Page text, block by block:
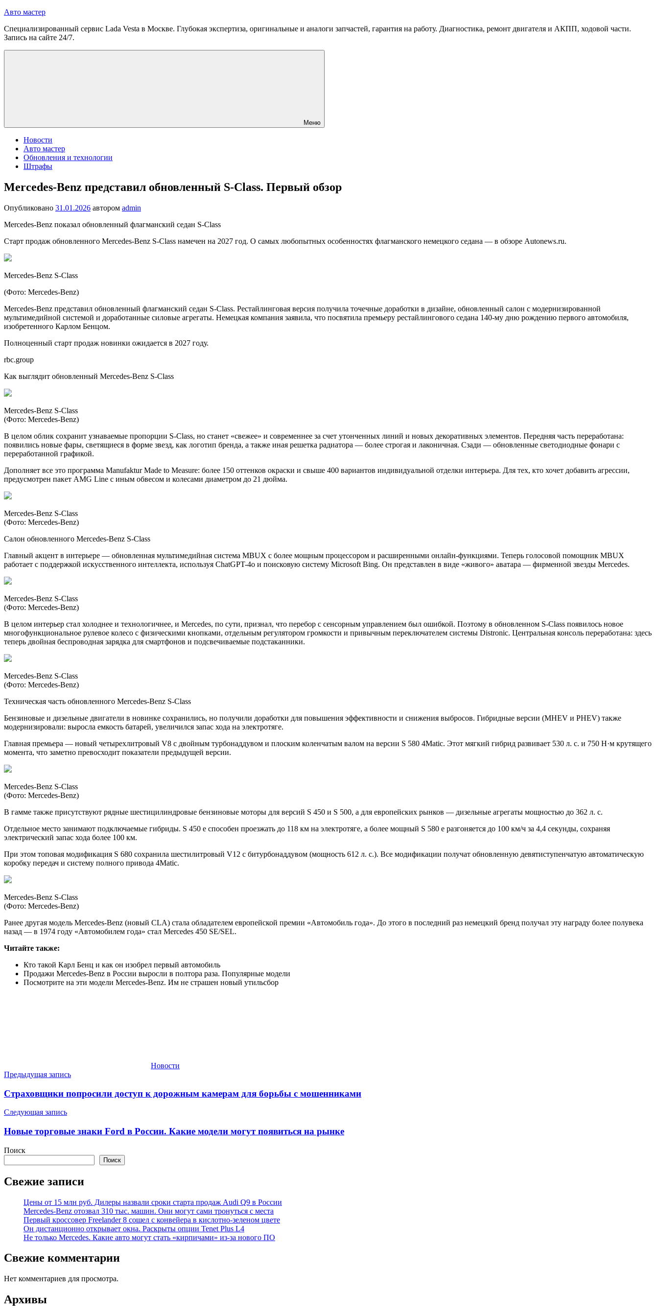
Перейти
содержимому
Авто мастер
Специализированный сервис Lada Vesta в Москве. Глубокая экспертиза, оригинальные и аналоги запчастей, гарантия на работу. Диагностика, ремонт двигателя и АКПП, ходовой части.
Запись на сайте 24/7.
Меню
Новости
Авто мастер
Обновления и технологии
Штрафы
Mercedes-Benz представил обновленный S-Class. Первый обзор
Опубликовано 31.01.2026 автором admin
Mercedes-Benz показал обновленный флагманский седан S-Class
Старт продаж обновленного Mercedes-Benz S-Class намечен на 2027 год. О самых любопытных особенностях флагманского немецкого седана — в обзоре Autonews.ru.
Mercedes-Benz S-Class
(Фото: Mercedes-Benz)
Mercedes-Benz представил обновленный флагманский седан S-Class. Рестайлинговая версия получила точечные доработки в дизайне, обновленный салон с модернизированной
мультимедийной системой и доработанные силовые агрегаты. Немецкая компания заявила, что посвятила премьеру рестайлингового седана 140-му дню рождению первого автомобиля,
изобретенного Карлом Бенцом.
Полноценный старт продаж новинки ожидается в 2027 году.
rbc.group
Как выглядит обновленный Mercedes-Benz S-Class
Mercedes-Benz S-Class
(Фото: Mercedes-Benz)
В целом облик сохранит узнаваемые пропорции S-Class, но станет «свежее» и современнее за счет утонченных линий и новых декоративных элементов. Передняя часть переработана:
появились новые фары, светящиеся в форме звезд, как логотип бренда, а также иная решетка радиатора — более строгая и лаконичная. Сзади — обновленные светодиодные фонари с
переработанной графикой.
Дополняет все это программа Manufaktur Made to Measure: более 150 оттенков окраски и свыше 400 вариантов индивидуальной отделки интерьера. Для тех, кто хочет добавить агрессии,
предусмотрен пакет AMG Line с иным обвесом и колесами диаметром до 21 дюйма.
Mercedes-Benz S-Class
(Фото: Mercedes-Benz)
Салон обновленного Mercedes-Benz S-Class
Главный акцент в интерьере — обновленная мультимедийная система MBUX с более мощным процессором и расширенными онлайн-функциями. Теперь голосовой помощник MBUX
работает с поддержкой искусственного интеллекта, используя ChatGPT-4o и поисковую систему Microsoft Bing. Он представлен в виде «живого» аватара — фирменной звезды Mercedes.
Mercedes-Benz S-Class
(Фото: Mercedes-Benz)
В целом интерьер стал холоднее и технологичнее, и Mercedes, по сути, признал, что перебор с сенсорным управлением был ошибкой. Поэтому в обновленном S-Class появилось новое
многофункциональное рулевое колесо с физическими кнопками, отдельным регулятором громкости и привычным переключателем системы Distronic. Центральная консоль переработана: здесь
теперь двойная беспроводная зарядка для смартфонов и подсвечиваемые подстаканники.
Mercedes-Benz S-Class
(Фото: Mercedes-Benz)
Техническая часть обновленного Mercedes-Benz S-Class
Бензиновые и дизельные двигатели в новинке сохранились, но получили доработки для повышения эффективности и снижения выбросов. Гибридные версии (MHEV и PHEV) также
модернизировали: выросла емкость батарей, увеличился запас хода на электротяге.
Главная премьера — новый четырехлитровый V8 с двойным турбонаддувом и плоским коленчатым валом на версии S 580 4Matic. Этот мягкий гибрид развивает 530 л. с. и 750 Н·м крутящего
момента, что заметно превосходит показатели предыдущей версии.
Mercedes-Benz S-Class
(Фото: Mercedes-Benz)
В гамме также присутствуют рядные шестицилиндровые бензиновые моторы для версий S 450 и S 500, а для европейских рынков — дизельные агрегаты мощностью до 362 л. с.
Отдельное место занимают подключаемые гибриды. S 450 e способен проезжать до 118 км на электротяге, а более мощный S 580 e разгоняется до 100 км/ч за 4,4 секунды, сохраняя
электрический запас хода более 100 км.
При этом топовая модификация S 680 сохранила шестилитровый V12 с битурбонаддувом (мощность 612 л. с.). Все модификации получат обновленную девятиступенчатую автоматическую
коробку передач и систему полного привода 4Matic.
Mercedes-Benz S-Class
(Фото: Mercedes-Benz)
Ранее другая модель Mercedes-Benz (новый CLA) стала обладателем европейской премии «Автомобиль года». До этого в последний раз немецкий бренд получал эту награду более полувека
назад — в 1974 году «Автомобилем года» стал Mercedes 450 SE/SEL.
Читайте также:
Кто такой Карл Бенц и как он изобрел первый автомобиль
Продажи Mercedes-Benz в России выросли в полтора раза. Популярные модели
Посмотрите на эти модели Mercedes-Benz. Им не страшен новый утильсбор
Новости
Навигация
по
записям
Предыдущая запись
Страховщики попросили доступ к дорожным камерам для борьбы с мошенниками
Следующая запись
Новые торговые знаки Ford в России. Какие модели могут появиться на рынке
Поиск
Поиск
Свежие записи
Цены от 15 млн руб. Дилеры назвали сроки старта продаж Audi Q9 в России
Mercedes-Benz отозвал 310 тыс. машин. Они могут сами тронуться с места
Первый кроссовер Freelander 8 сошел с конвейера в кислотно-зеленом цвете
Он дистанционно открывает окна. Раскрыты опции Tenet Plus L4
Не только Mercedes. Какие авто могут стать «кирпичами» из-за нового ПО
Свежие комментарии
Нет комментариев для просмотра.
Архивы